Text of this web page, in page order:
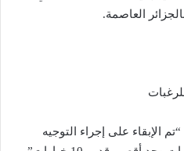
العاصمة.
الإبقاء على إجراء التوجيه